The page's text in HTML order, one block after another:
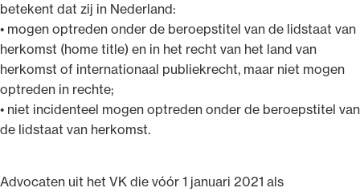
betekent dat zij in Nederland:
• mogen optreden onder de beroepstitel van de lidstaat van
herkomst (home title) en in het recht van het land van
herkomst of internationaal publiekrecht, maar niet mogen
optreden in rechte;
• niet incidenteel mogen optreden onder de beroepstitel van
de lidstaat van herkomst.
Advocaten uit het VK die vóór 1 januari 2021 als